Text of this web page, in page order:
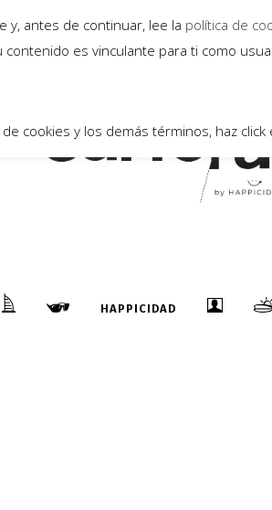
HAPPICIDAD
12
Ene
y, antes de continuar, lee la política de
contenido es vinculante para ti como
cookies y los demás términos, haz click